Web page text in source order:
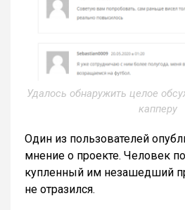
Удалось обнаружить целое
капперу
Один из пользователей
мнение о проекте. Человек
купленный им незашедший
не отразился.